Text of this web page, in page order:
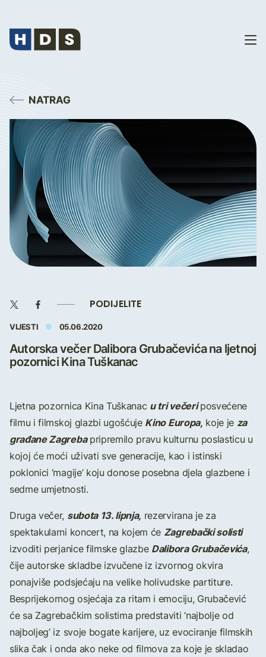
NATRAG
PODIJELITE
VIJESTI 05.06.2020
Autorska večer Dalibora Grubačevića na ljetnoj
pozornici Kina Tuškanac
Ljetna pozornica Kina Tuškanac u tri večeriposvećene
filmu i filmskoj glazbi ugošćuje Kino Europa, koje je za
građane Zagrebapripremilo pravu kulturnu poslasticu u
kojoj će moći uživati sve generacije, kao i istinski
poklonici ‘magije’ koju donose posebna djela glazbene i
sedme umjetnosti.
Druga večer, subota 13. lipnja, rezervirana je za
spektakularni koncert, na kojem će Zagrebački solisti
izvoditi perjanice filmske glazbe Dalibora Grubačevića,
čije autorske skladbe izvučene iz izvornog okvira
ponajviše podsjećaju na velike holivudske partiture.
Besprijekornog osjećaja za ritam i emociju, Grubačević
će sa Zagrebačkim solistima predstaviti ‘najbolje od
najboljeg’ iz svoje bogate karijere, uz evociranje filmskih
slika čak i onda ako neke od filmova za koje je skladao